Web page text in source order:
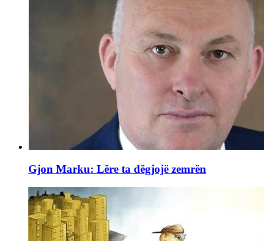
Gjon Marku: Lëre ta dëgjojë zemrën